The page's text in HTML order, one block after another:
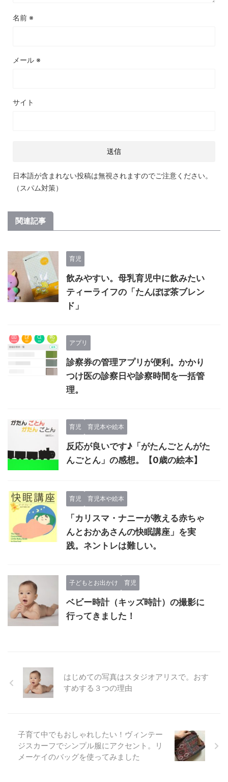
名前 ※
メール ※
サイト
日本語が含まれない投稿は無視されますのでご注意ください。
（スパム対策）
関連記事
育児
飲みやすい。母乳育児中に飲みたい
ティーライフの「たんぽぽ茶ブレン
ド」
アプリ
診察券の管理アプリが便利。かかり
つけ医の診察日や診察時間を一括管
理。
育児 育児本や絵本
反応が良いです♪「がたんごとんがた
んごとん」の感想。【0歳の絵本】
育児 育児本や絵本
「カリスマ・ナニーが教える赤ちゃ
んとおかあさんの快眠講座」を実
践。ネントレは難しい。
子どもとお出かけ 育児
ベビー時計（キッズ時計）の撮影に
行ってきました！
はじめての写真はスタジオアリスで。おす
すめする３つの理由
子育て中でもおしゃれしたい！ヴィンテー
ジスカーフでシンプル服にアクセント。リ
メーケイのバッグを使ってみました